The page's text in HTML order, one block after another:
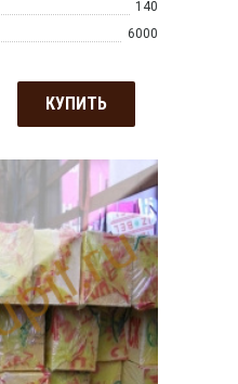
140
6000
КУПИТЬ